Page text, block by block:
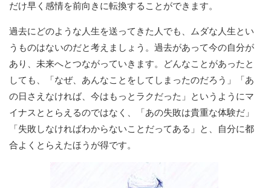
だけ早く感情を前向きに転換することができます。
過去にどのような人生を送ってきた人でも、ムダな人生とい
うものはないのだと考えましょう。過去があって今の自分が
あり、未来へとつながっていきます。どんなことがあったと
しても、「なぜ、あんなことをしてしまったのだろう」「あ
の日さえなければ、今はもっとラクだった」というようにマ
イナスととらえるのではなく、「あの失敗は貴重な体験だ」
「失敗しなければわからないことだってある」と、自分に都
合よくとらえたほうが得です。